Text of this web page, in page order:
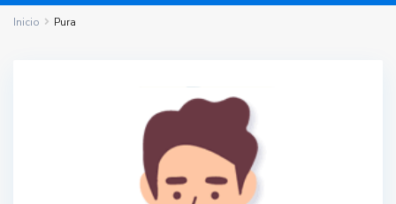
Inicio Pura